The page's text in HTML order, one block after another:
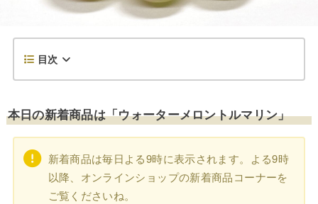
目次
本日の新着商品は「ウォーターメロントルマリン」
新着商品は毎日よる9時に表示されます。よる9時
以降、オンラインショップの新着商品コーナーを
ご覧くださいね。